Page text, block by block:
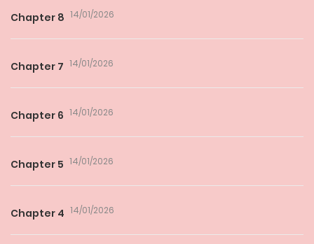
Chapter 8 14/01/2026
Chapter 7 14/01/2026
Chapter 6 14/01/2026
Chapter 5 14/01/2026
Chapter 4 14/01/2026